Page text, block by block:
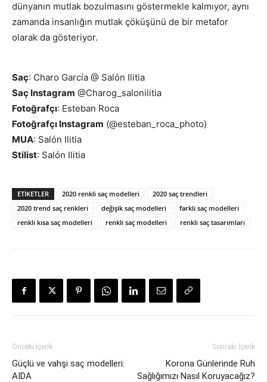
dünyanın mutlak bozulmasını göstermekle kalmıyor, aynı
zamanda insanlığın mutlak çöküşünü de bir metafor
olarak da gösteriyor.
Saç: Charo García @ Salón Ilitia
Saç Instagram @Charog_salonilitia
Fotoğrafçı: Esteban Roca
Fotoğrafçı Instagram (@esteban_roca_photo)
MUA: Salón Ilitia
Stilist: Salón Ilitia
ETIKETLER 2020 renkli saç modelleri
2020 saç trendleri
2020 trend saç renkleri
değişik saç modelleri
farklı saç modelleri
renkli kısa saç modelleri
renkli saç modelleri renkli saç tasarımları
Önceki İçerik
Güçlü ve vahşi saç modelleri:
AIDA
Sonraki İçerik
Korona Günlerinde Ruh
Sağlığımızı Nasıl Koruyacağız?